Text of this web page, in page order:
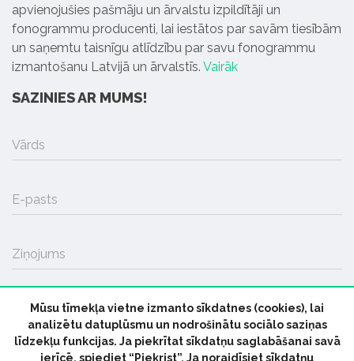
apvienojušies pašmāju un ārvalstu izpildītāji un
fonogrammu producenti, lai iestātos par savām tiesībām
un saņemtu taisnīgu atlīdzību par savu fonogrammu
izmantošanu Latvijā un ārvalstīs. Vairāk
SAZINIES AR MUMS!
Vārds
E-pasts
Ziņojums
SŪTĪT
Mūsu tīmekļa vietne izmanto sīkdatnes (cookies), lai
analizētu datuplūsmu un nodrošinātu sociālo saziņas
līdzekļu funkcijas. Ja piekrītat sīkdatņu saglabāšanai savā
ierīcē, spiediet “Piekrist”. Ja noraidīsiet sīkdatņu